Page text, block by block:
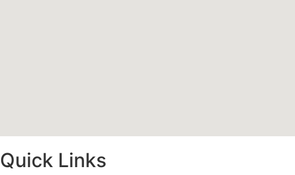
Quick Links